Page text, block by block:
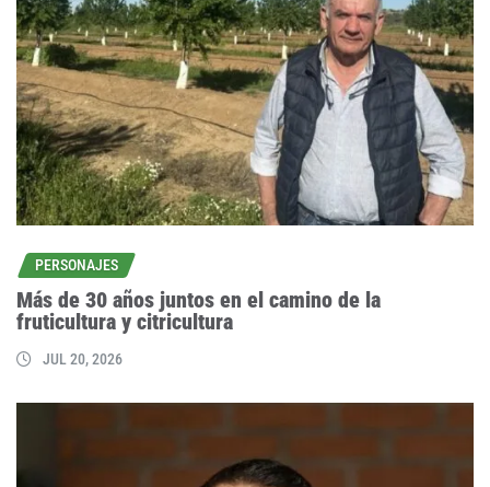
PERSONAJES
Más de 30 años juntos en el camino de la
fruticultura y citricultura
JUL 20, 2026